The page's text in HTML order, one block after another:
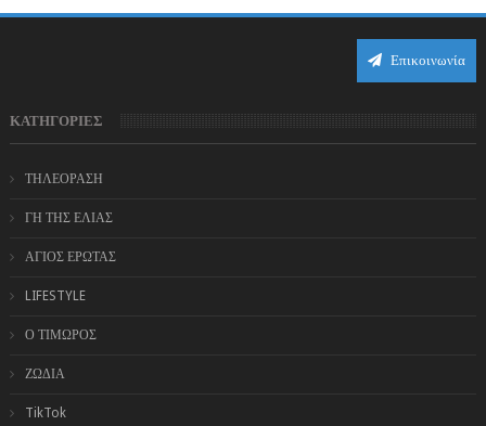
Επικοινωνία
ΚΑΤΗΓΟΡΙΕΣ
ΤΗΛΕΟΡΑΣΗ
ΓΗ ΤΗΣ ΕΛΙΑΣ
ΑΓΙΟΣ ΕΡΩΤΑΣ
LIFESTYLE
Ο ΤΙΜΩΡΟΣ
ΖΩΔΙΑ
TikTok